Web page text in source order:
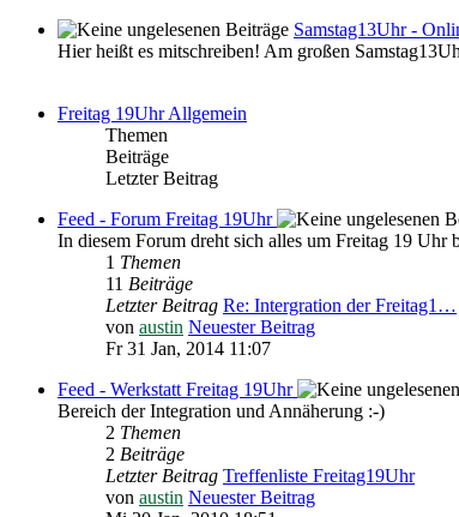
Samstag13Uhr -
Hier heißt es mitschreiben! Am großen
Freitag 19Uhr Allgemein
Themen
Beiträge
Letzter Beitrag
Feed - Forum Freitag 19Uhr
In diesem Forum dreht sich alles um Freitag 19 Uhr
1 Themen
11 Beiträge
Letzter Beitrag Re: Intergration der Freitag1…
von austin Neuester Beitrag
Fr 31 Jan, 2014 11:07
Feed - Werkstatt Freitag 19Uhr
Bereich der Integration und Annäherung :-)
2 Themen
2 Beiträge
Letzter Beitrag Treffenliste Freitag19Uhr
von austin Neuester Beitrag